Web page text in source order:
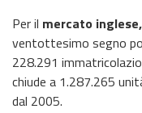
Per il mercato inglese,
ventottesimo segno
228.291
chiude a 1.287.265
dal 2005.